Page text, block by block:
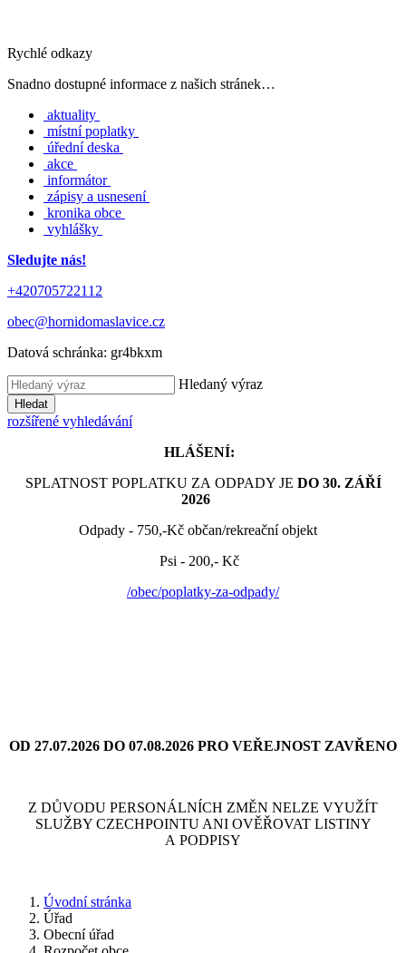
Rychlé odkazy
Snadno dostupné informace z našich stránek…
aktuality
místní poplatky
úřední deska
akce
informátor
zápisy a usnesení
kronika obce
vyhlášky
Sledujte nás!
+420705722112
obec@hornidomaslavice.cz
Datová schránka: gr4bkxm
Hledaný výraz
Hledat
rozšířené vyhledávání
HLÁŠENÍ:
SPLATNOST POPLATKU ZA ODPADY JE DO 30. ZÁŘÍ
2026
Odpady - 750,-Kč občan/rekreační objekt
Psi - 200,- Kč
/obec/poplatky-za-odpady/
OD 27.07.2026 DO 07.08.2026 PRO VEŘEJNOST ZAVŘENO
Z DŮVODU PERSONÁLNÍCH ZMĚN NELZE VYUŽÍT
SLUŽBY CZECHPOINTU ANI OVĚŘOVAT LISTINY
A PODPISY
Úvodní stránka
Úřad
Obecní úřad